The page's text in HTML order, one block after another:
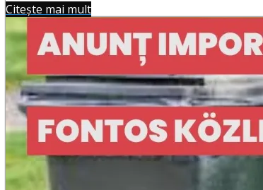
Citește mai mult